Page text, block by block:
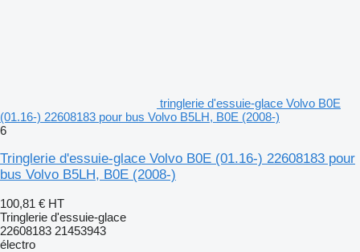
tringlerie d'essuie-glace Volvo B0E
(01.16-) 22608183 pour bus Volvo B5LH, B0E (2008-)
6
Tringlerie d'essuie-glace Volvo B0E (01.16-) 22608183 pour
bus Volvo B5LH, B0E (2008-)
100,81 € HT
Tringlerie d'essuie-glace
22608183 21453943
électro